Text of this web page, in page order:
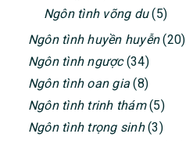
Ngôn tình võng du(5)
Ngôn tình huyền huyễn(20)
Ngôn tình ngược(34)
Ngôn tình oan gia (8)
Ngôn tình trinh thám(5)
Ngôn tình trọng sinh(3)